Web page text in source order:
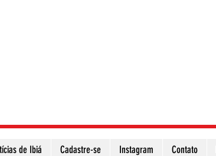
de Ibiá Cadastre-se Instagram Contato